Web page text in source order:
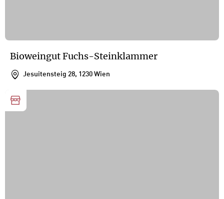
Bioweingut Fuchs-Steinklammer
Jesuitensteig 28, 1230 Wien